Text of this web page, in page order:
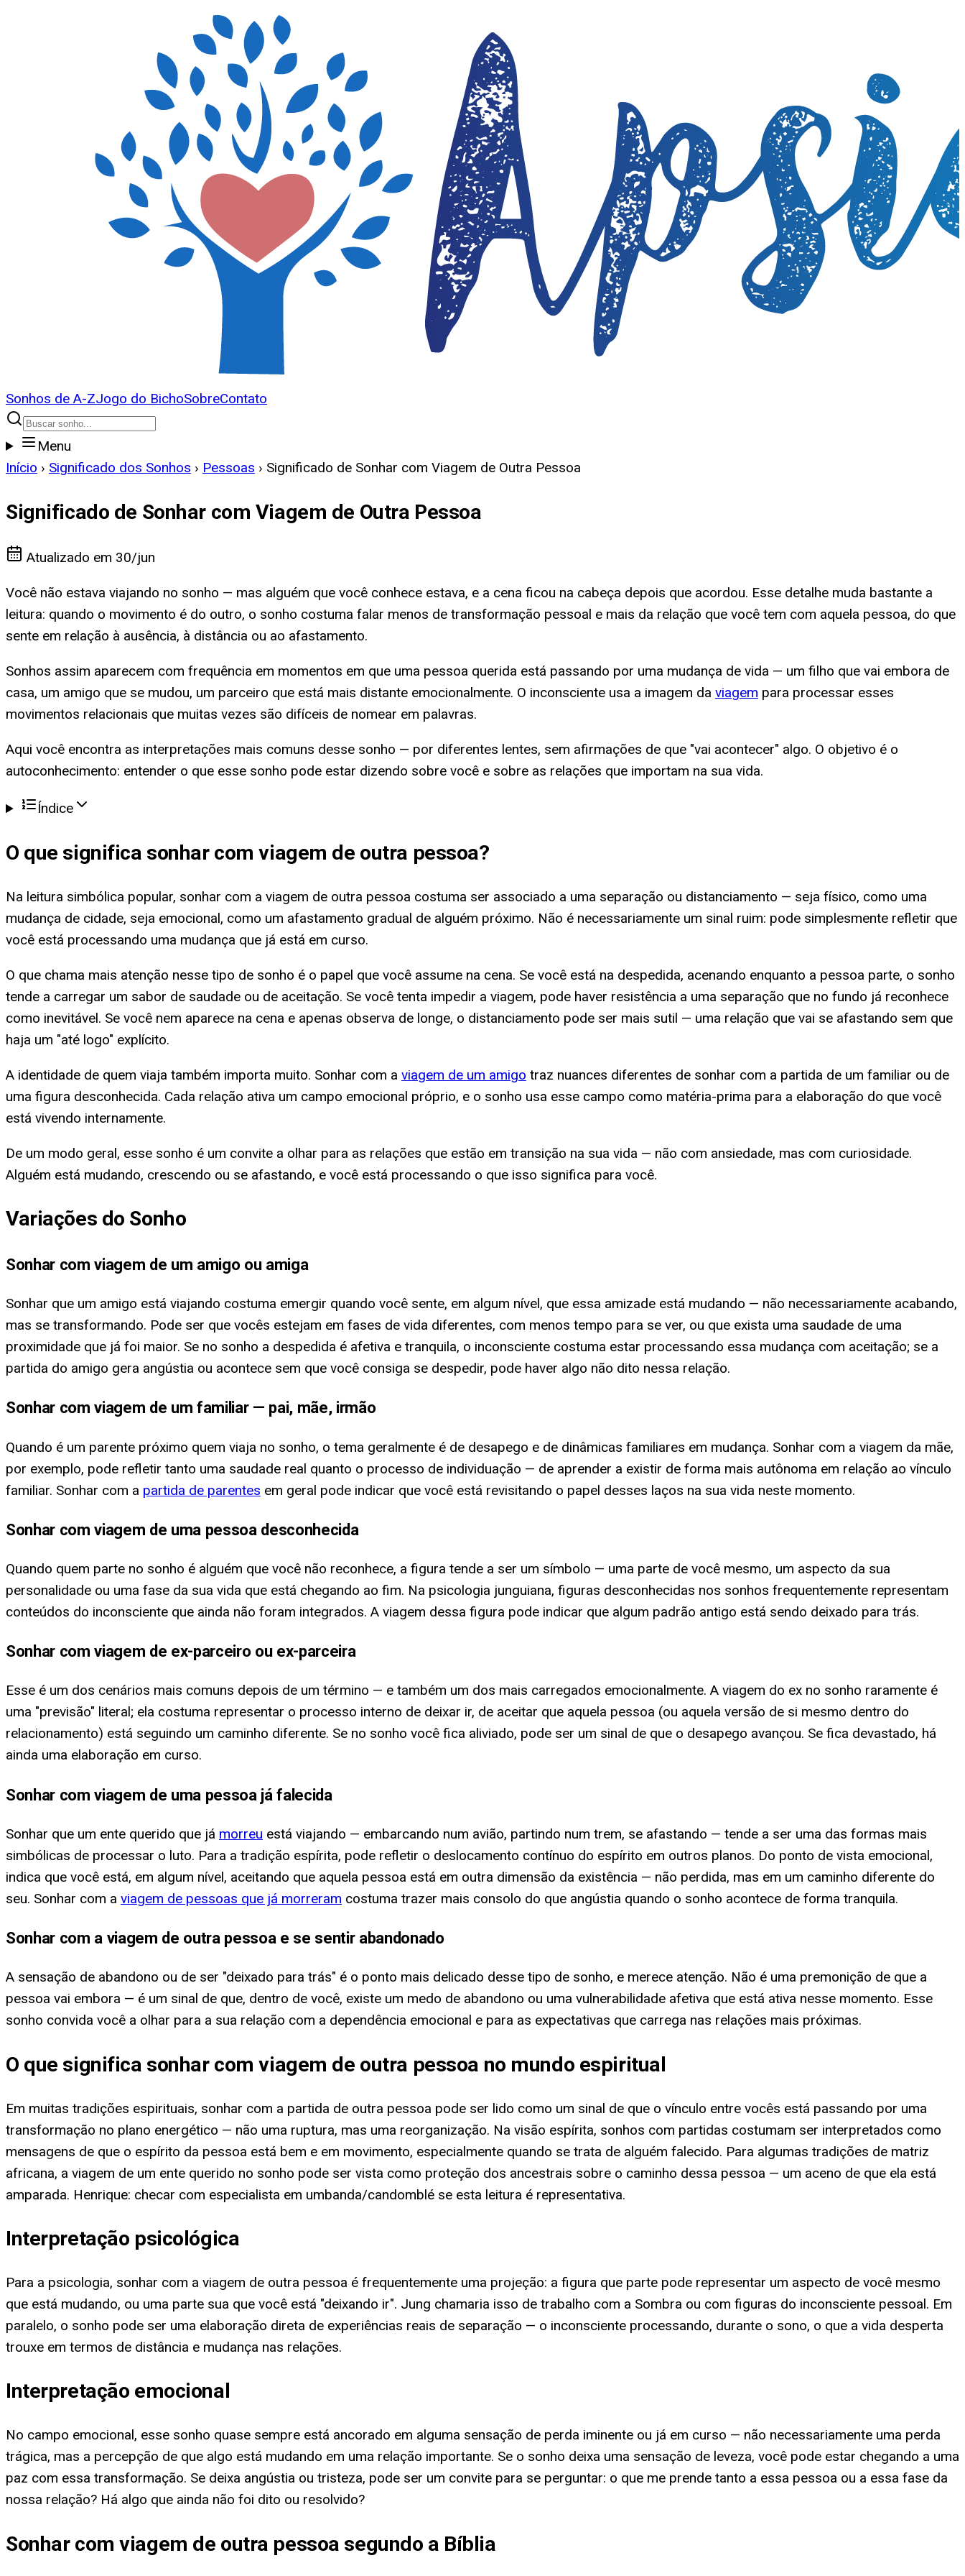
Sonhos de A-ZJogo do BichoSobreContato
Menu
Início › Significado dos Sonhos › Pessoas › Significado de Sonhar com Viagem de Outra Pessoa
Significado de Sonhar com Viagem de Outra Pessoa
Atualizado em 30/jun
Você não estava viajando no sonho — mas alguém que você conhece estava, e a cena ficou na cabeça depois que acordou. Esse detalhe muda bastante a
leitura: quando o movimento é do outro, o sonho costuma falar menos de transformação pessoal e mais da relação que você tem com aquela pessoa, do que
sente em relação à ausência, à distância ou ao afastamento.
Sonhos assim aparecem com frequência em momentos em que uma pessoa querida está passando por uma mudança de vida — um filho que vai embora de
casa, um amigo que se mudou, um parceiro que está mais distante emocionalmente. O inconsciente usa a imagem da viagem para processar esses
movimentos relacionais que muitas vezes são difíceis de nomear em palavras.
Aqui você encontra as interpretações mais comuns desse sonho — por diferentes lentes, sem afirmações de que "vai acontecer" algo. O objetivo é o
autoconhecimento: entender o que esse sonho pode estar dizendo sobre você e sobre as relações que importam na sua vida.
Índice
O que significa sonhar com viagem de outra pessoa?
Na leitura simbólica popular, sonhar com a viagem de outra pessoa costuma ser associado a uma separação ou distanciamento — seja físico, como uma
mudança de cidade, seja emocional, como um afastamento gradual de alguém próximo. Não é necessariamente um sinal ruim: pode simplesmente refletir que
você está processando uma mudança que já está em curso.
O que chama mais atenção nesse tipo de sonho é o papel que você assume na cena. Se você está na despedida, acenando enquanto a pessoa parte, o sonho
tende a carregar um sabor de saudade ou de aceitação. Se você tenta impedir a viagem, pode haver resistência a uma separação que no fundo já reconhece
como inevitável. Se você nem aparece na cena e apenas observa de longe, o distanciamento pode ser mais sutil — uma relação que vai se afastando sem que
haja um "até logo" explícito.
A identidade de quem viaja também importa muito. Sonhar com a viagem de um amigo traz nuances diferentes de sonhar com a partida de um familiar ou de
uma figura desconhecida. Cada relação ativa um campo emocional próprio, e o sonho usa esse campo como matéria-prima para a elaboração do que você
está vivendo internamente.
De um modo geral, esse sonho é um convite a olhar para as relações que estão em transição na sua vida — não com ansiedade, mas com curiosidade.
Alguém está mudando, crescendo ou se afastando, e você está processando o que isso significa para você.
Variações do Sonho
Sonhar com viagem de um amigo ou amiga
Sonhar que um amigo está viajando costuma emergir quando você sente, em algum nível, que essa amizade está mudando — não necessariamente acabando,
mas se transformando. Pode ser que vocês estejam em fases de vida diferentes, com menos tempo para se ver, ou que exista uma saudade de uma
proximidade que já foi maior. Se no sonho a despedida é afetiva e tranquila, o inconsciente costuma estar processando essa mudança com aceitação; se a
partida do amigo gera angústia ou acontece sem que você consiga se despedir, pode haver algo não dito nessa relação.
Sonhar com viagem de um familiar — pai, mãe, irmão
Quando é um parente próximo quem viaja no sonho, o tema geralmente é de desapego e de dinâmicas familiares em mudança. Sonhar com a viagem da mãe,
por exemplo, pode refletir tanto uma saudade real quanto o processo de individuação — de aprender a existir de forma mais autônoma em relação ao vínculo
familiar. Sonhar com a partida de parentes em geral pode indicar que você está revisitando o papel desses laços na sua vida neste momento.
Sonhar com viagem de uma pessoa desconhecida
Quando quem parte no sonho é alguém que você não reconhece, a figura tende a ser um símbolo — uma parte de você mesmo, um aspecto da sua
personalidade ou uma fase da sua vida que está chegando ao fim. Na psicologia junguiana, figuras desconhecidas nos sonhos frequentemente representam
conteúdos do inconsciente que ainda não foram integrados. A viagem dessa figura pode indicar que algum padrão antigo está sendo deixado para trás.
Sonhar com viagem de ex-parceiro ou ex-parceira
Esse é um dos cenários mais comuns depois de um término — e também um dos mais carregados emocionalmente. A viagem do ex no sonho raramente é
uma "previsão" literal; ela costuma representar o processo interno de deixar ir, de aceitar que aquela pessoa (ou aquela versão de si mesmo dentro do
relacionamento) está seguindo um caminho diferente. Se no sonho você fica aliviado, pode ser um sinal de que o desapego avançou. Se fica devastado, há
ainda uma elaboração em curso.
Sonhar com viagem de uma pessoa já falecida
Sonhar que um ente querido que já morreu está viajando — embarcando num avião, partindo num trem, se afastando — tende a ser uma das formas mais
simbólicas de processar o luto. Para a tradição espírita, pode refletir o deslocamento contínuo do espírito em outros planos. Do ponto de vista emocional,
indica que você está, em algum nível, aceitando que aquela pessoa está em outra dimensão da existência — não perdida, mas em um caminho diferente do
seu. Sonhar com a viagem de pessoas que já morreram costuma trazer mais consolo do que angústia quando o sonho acontece de forma tranquila.
Sonhar com a viagem de outra pessoa e se sentir abandonado
A sensação de abandono ou de ser "deixado para trás" é o ponto mais delicado desse tipo de sonho, e merece atenção. Não é uma premonição de que a
pessoa vai embora — é um sinal de que, dentro de você, existe um medo de abandono ou uma vulnerabilidade afetiva que está ativa nesse momento. Esse
sonho convida você a olhar para a sua relação com a dependência emocional e para as expectativas que carrega nas relações mais próximas.
O que significa sonhar com viagem de outra pessoa no mundo espiritual
Em muitas tradições espirituais, sonhar com a partida de outra pessoa pode ser lido como um sinal de que o vínculo entre vocês está passando por uma
transformação no plano energético — não uma ruptura, mas uma reorganização. Na visão espírita, sonhos com partidas costumam ser interpretados como
mensagens de que o espírito da pessoa está bem e em movimento, especialmente quando se trata de alguém falecido. Para algumas tradições de matriz
africana, a viagem de um ente querido no sonho pode ser vista como proteção dos ancestrais sobre o caminho dessa pessoa — um aceno de que ela está
amparada. Henrique: checar com especialista em umbanda/candomblé se esta leitura é representativa.
Interpretação psicológica
Para a psicologia, sonhar com a viagem de outra pessoa é frequentemente uma projeção: a figura que parte pode representar um aspecto de você mesmo
que está mudando, ou uma parte sua que você está "deixando ir". Jung chamaria isso de trabalho com a Sombra ou com figuras do inconsciente pessoal. Em
paralelo, o sonho pode ser uma elaboração direta de experiências reais de separação — o inconsciente processando, durante o sono, o que a vida desperta
trouxe em termos de distância e mudança nas relações.
Interpretação emocional
No campo emocional, esse sonho quase sempre está ancorado em alguma sensação de perda iminente ou já em curso — não necessariamente uma perda
trágica, mas a percepção de que algo está mudando em uma relação importante. Se o sonho deixa uma sensação de leveza, você pode estar chegando a uma
paz com essa transformação. Se deixa angústia ou tristeza, pode ser um convite para se perguntar: o que me prende tanto a essa pessoa ou a essa fase da
nossa relação? Há algo que ainda não foi dito ou resolvido?
Sonhar com viagem de outra pessoa segundo a Bíblia